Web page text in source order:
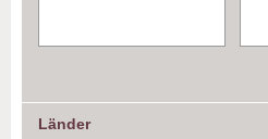
Länder